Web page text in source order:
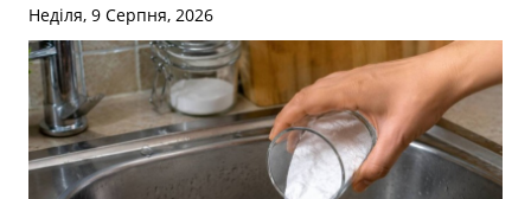
Неділя, 9 Серпня, 2026